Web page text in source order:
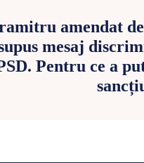
amendat
mesaj
Pentru ce a